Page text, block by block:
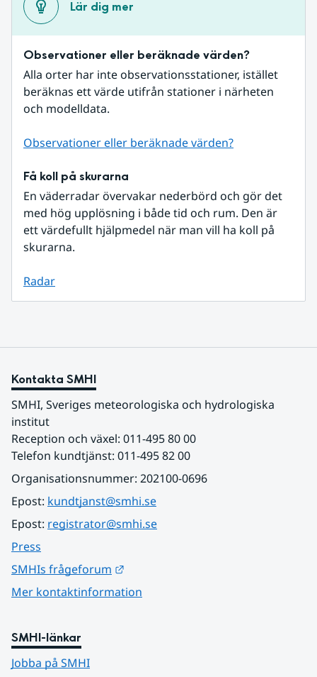
Lär dig mer
Observationer eller beräknade värden?
Alla orter har inte observationsstationer, istället
beräknas ett värde utifrån stationer i närheten
och modelldata.
Observationer eller beräknade värden?
Få koll på skurarna
En väderradar övervakar nederbörd och gör det
med hög upplösning i både tid och rum. Den är
ett värdefullt hjälpmedel när man vill ha koll på
skurarna.
Radar
Kontakta SMHI
SMHI, Sveriges meteorologiska och hydrologiska
institut
Reception och växel: 011-495 80 00
Telefon kundtjänst: 011-495 82 00
Organisationsnummer: 202100-0696
Epost: kundtjanst@smhi.se
Epost: registrator@smhi.se
Press
SMHIs frågeforum
Mer kontaktinformation
SMHI-länkar
Jobba på SMHI